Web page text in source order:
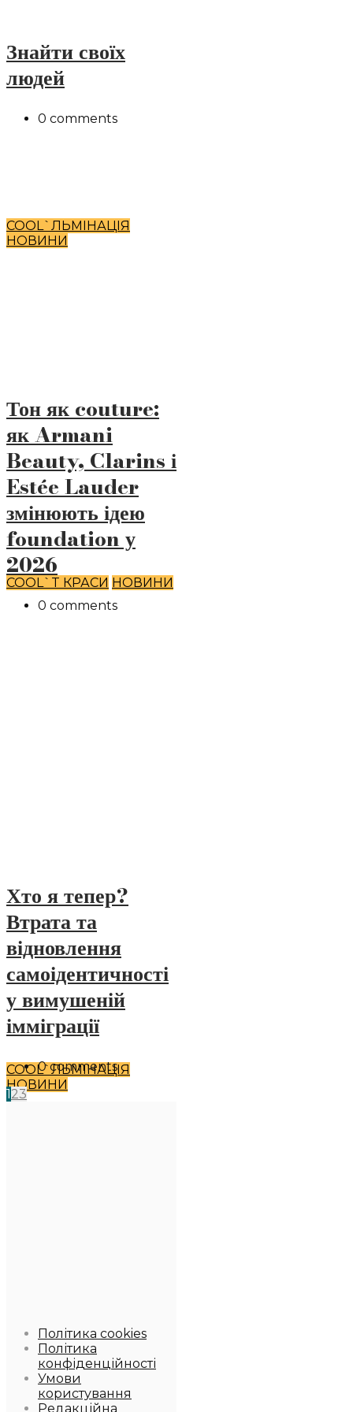
COOL`ЛЬМІНАЦІЯ
НОВИНИ
Знайти своїх
людей
0 comments
COOL`T КРАСИ НОВИНИ
Тон як couture:
як Armani
Beauty, Clarins і
Estée Lauder
змінюють ідею
foundation у
2026
0 comments
COOL`ЛЬМІНАЦІЯ
НОВИНИ
Хто я тепер?
Втрата та
відновлення
самоідентичності
у вимушеній
імміграції
0 comments
123
Політика cookies
Політика
конфіденційності
Умови
користування
Редакційна